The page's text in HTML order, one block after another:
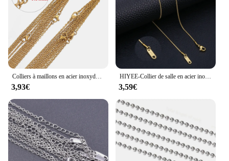
Colliers à maillons en acier inoxydable, croix cubaine, accessoires pour cadeaux de bricolage, bijoux exécutifs, vente en gros en vrac, 50cm, 10 pièces par lot
3,93€
HIYEE-Collier de salle en acier inoxydable pour femme, bijoux de bricolage, résultats exécutifs, fermoirs ster corrigés, vente en gros
3,59€